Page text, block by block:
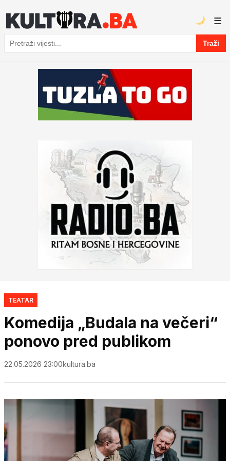
Pretraga
Traži
☰
TEATAR
Komedija „Budala na večeri“
ponovo pred publikom
22.05.2026 23:00kultura.ba